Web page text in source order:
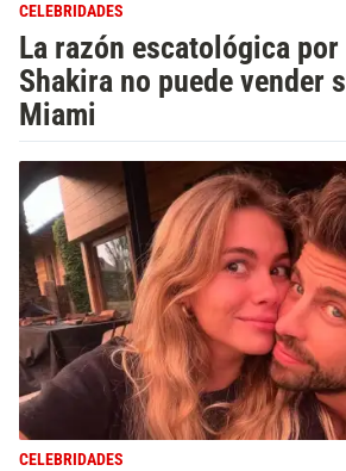
CELEBRIDADES
La razón escatológica por
Shakira no puede vender
Miami
CELEBRIDADES